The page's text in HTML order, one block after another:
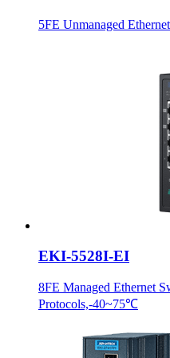
5FE Unmanaged
EKI-5528I-EI
8FE Managed Ethernet
Protocols,-40~75℃